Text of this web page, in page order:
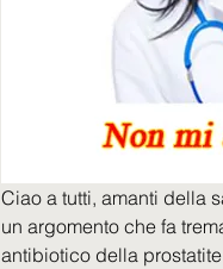
Ciao a tutti, amanti della
un argomento che fa
antibiotico della